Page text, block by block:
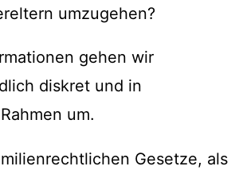
umzugehen?
gehen wir
diskret und in
um.
Gesetze, als